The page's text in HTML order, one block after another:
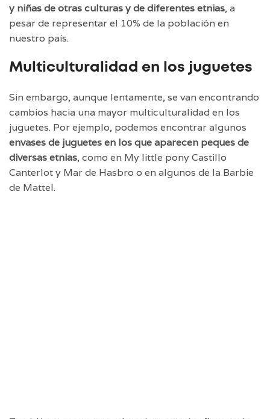
y niñas de otras culturas y de diferentes etnias, a
pesar de representar el 10% de la población en
nuestro país.
Multiculturalidad en los juguetes
Sin embargo, aunque lentamente, se van encontrando
cambios hacia una mayor multiculturalidad en los
juguetes. Por ejemplo, podemos encontrar algunos
envases de juguetes en los que aparecen peques de
diversas etnias,como en My little pony Castillo
Canterlot y Marde Hasbro o en algunos de la Barbie
de Mattel.